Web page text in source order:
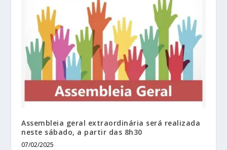
Assembleia geral extraordinária será realizada
neste sábado, a partir das 8h30
07/02/2025